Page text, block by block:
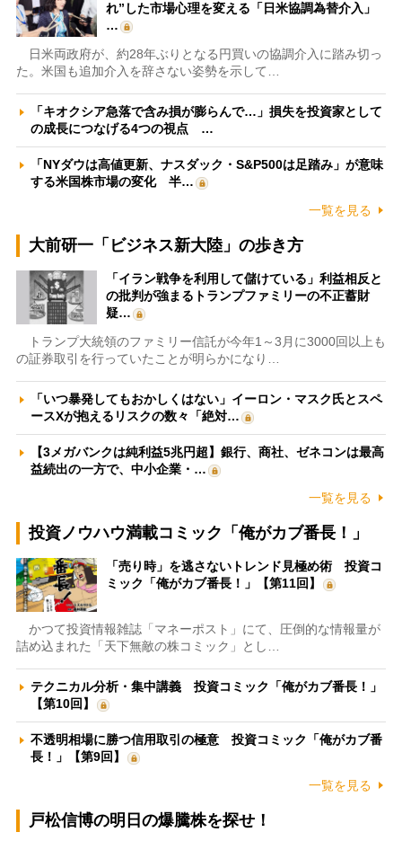
れ”した市場心理を変える「日米協調為替介入」
…
日米両政府が、約28年ぶりとなる円買いの協調介入に踏み切っ
た。米国も追加介入を辞さない姿勢を示して…
「キオクシア急落で含み損が膨らんで…」損失を投資家として
の成長につなげる4つの視点 …
「NYダウは高値更新、ナスダック・S&P500は足踏み」が意味
する米国株市場の変化 半…
一覧を見る
大前研一「ビジネス新大陸」の歩き方
「イラン戦争を利用して儲けている」利益相反と
の批判が強まるトランプファミリーの不正蓄財
疑…
トランプ大統領のファミリー信託が今年1～3月に3000回以上も
の証券取引を行っていたことが明らかになり…
「いつ暴発してもおかしくはない」イーロン・マスク氏とスペ
ースXが抱えるリスクの数々「絶対…
【3メガバンクは純利益5兆円超】銀行、商社、ゼネコンは最高
益続出の一方で、中小企業・…
一覧を見る
投資ノウハウ満載コミック「俺がカブ番長！」
「売り時」を逃さないトレンド見極め術 投資コ
ミック「俺がカブ番長！」【第11回】
かつて投資情報雑誌「マネーポスト」にて、圧倒的な情報量が
詰め込まれた「天下無敵の株コミック」とし…
テクニカル分析・集中講義 投資コミック「俺がカブ番長！」
【第10回】
不透明相場に勝つ信用取引の極意 投資コミック「俺がカブ番
長！」【第9回】
一覧を見る
戸松信博の明日の爆騰株を探せ！